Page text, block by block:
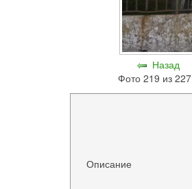
Назад
Фото 219 из 227
Описание